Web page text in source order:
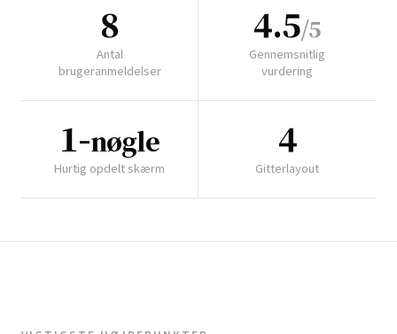
8
Antal
brugeranmeldelser
4.5/5
Gennemsnitlig
vurdering
1-nøgle
Hurtig opdelt skærm
4
Gitterlayout